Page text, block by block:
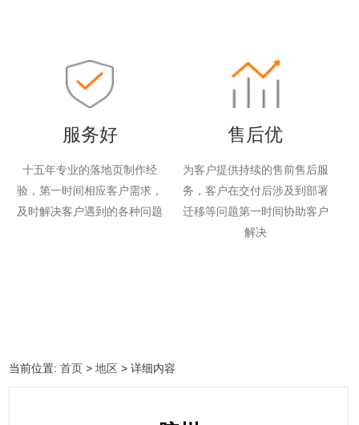
服务好
十五年专业的落地页制作经
验，第一时间相应客户需求，
及时解决客户遇到的各种问题
售后优
为客户提供持续的售前售后服
务，客户在交付后涉及到部署
迁移等问题第一时间协助客户
解决
当前位置:首页 >地区 > 详细内容